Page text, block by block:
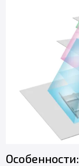
Особенности: